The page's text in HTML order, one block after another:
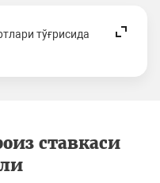
тўғрисида
ставкаси